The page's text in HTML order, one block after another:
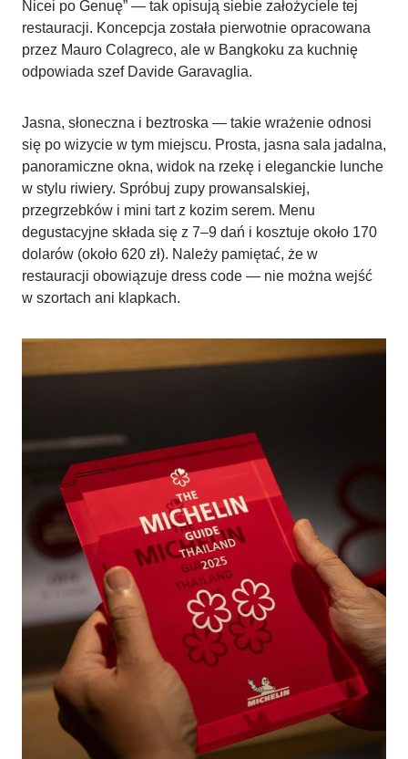
Nicei po Genuę” — tak opisują siebie założyciele tej
restauracji. Koncepcja została pierwotnie opracowana
przez Mauro Colagreco, ale w Bangkoku za kuchnię
odpowiada szef Davide Garavaglia.
Jasna, słoneczna i beztroska — takie wrażenie odnosi
się po wizycie w tym miejscu. Prosta, jasna sala jadalna,
panoramiczne okna, widok na rzekę i eleganckie lunche
w stylu riwiery. Spróbuj zupy prowansalskiej,
przegrzebków i mini tart z kozim serem. Menu
degustacyjne składa się z 7–9 dań i kosztuje około 170
dolarów (około 620 zł). Należy pamiętać, że w
restauracji obowiązuje dress code — nie można wejść
w szortach ani klapkach.